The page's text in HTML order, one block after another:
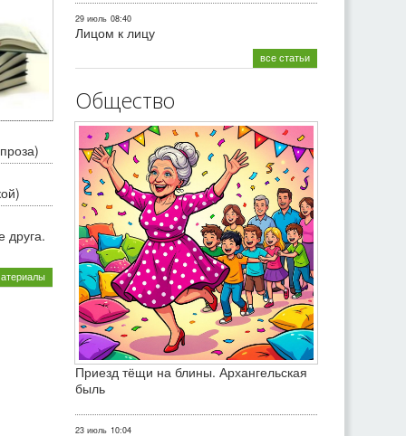
друга.
29 июль 08:40
Лицом к лицу
все статьи
Общество
Приезд тёщи на блины. Архангельская
быль
23 июль 10:04